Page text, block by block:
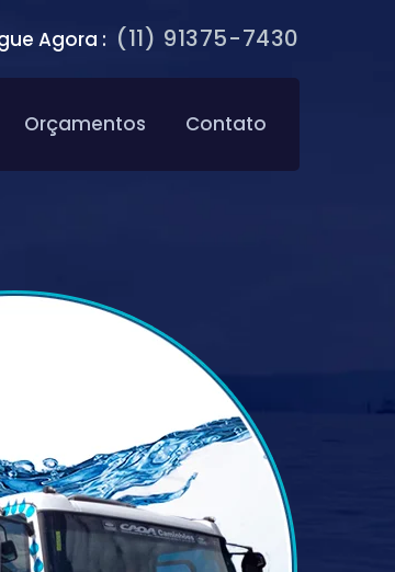
Agora : (11) 91375-7430
Orçamentos Contato